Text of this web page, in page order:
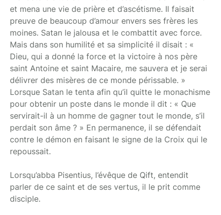
et mena une vie de prière et d’ascétisme. Il faisait
preuve de beaucoup d’amour envers ses frères les
moines. Satan le jalousa et le combattit avec force.
Mais dans son humilité et sa simplicité il disait : «
Dieu, qui a donné la force et la victoire à nos père
saint Antoine et saint Macaire, me sauvera et je serai
délivrer des misères de ce monde périssable. »
Lorsque Satan le tenta afin qu’il quitte le monachisme
pour obtenir un poste dans le monde il dit : « Que
servirait-il à un homme de gagner tout le monde, s’il
perdait son âme ? » En permanence, il se défendait
contre le démon en faisant le signe de la Croix qui le
repoussait.
Lorsqu’abba Pisentius, l’évêque de Qift, entendit
parler de ce saint et de ses vertus, il le prit comme
disciple.